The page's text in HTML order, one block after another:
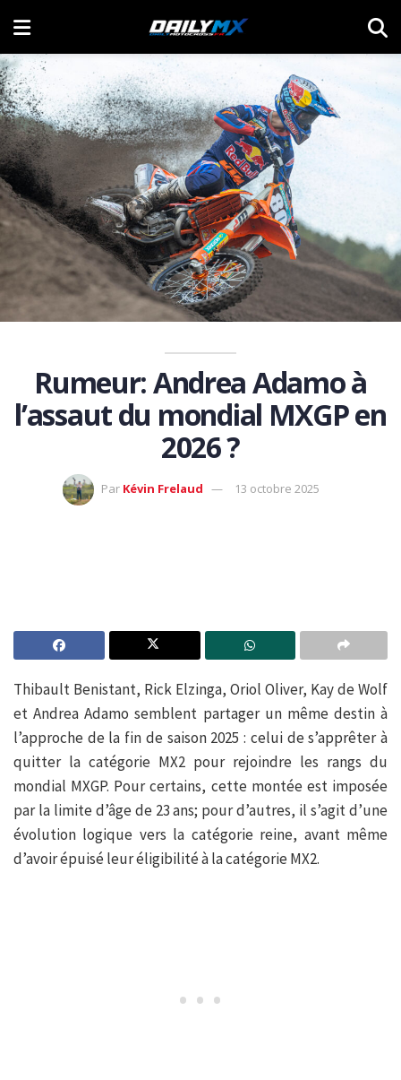
Rumeur: Andrea Adamo à
l’assaut du mondial MXGP en
2026 ?
Par Kévin Frelaud 13 octobre 2025
Thibault Benistant, Rick Elzinga, Oriol Oliver, Kay de Wolf
et Andrea Adamo semblent partager un même destin à
l’approche de la fin de saison 2025 : celui de s’apprêter à
quitter la catégorie MX2 pour rejoindre les rangs du
mondial MXGP. Pour certains, cette montée est imposée
par la limite d’âge de 23 ans; pour d’autres, il s’agit d’une
évolution logique vers la catégorie reine, avant même
d’avoir épuisé leur éligibilité à la catégorie MX2.